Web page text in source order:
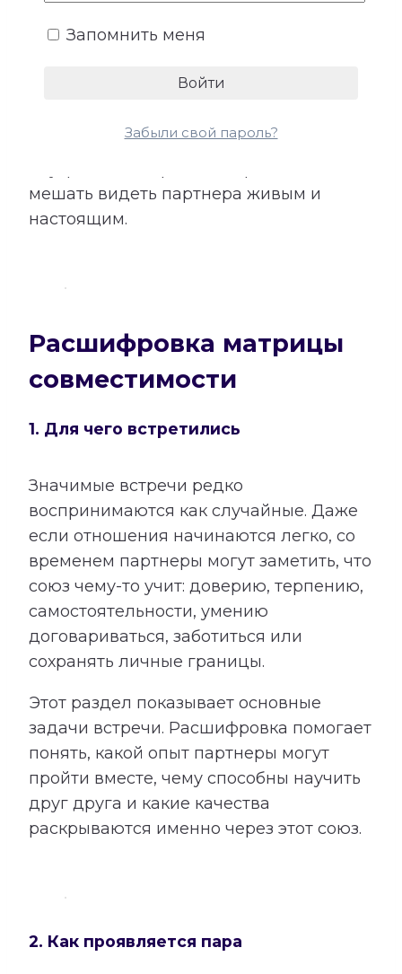
которые вызывают доверие и желание
способные приводить к идеализации.
настоящую совместимость от
мешать видеть партнера живым и
настоящим.
Расшифровка матрицы
совместимости
1. Для чего встретились
Значимые встречи редко
воспринимаются как случайные. Даже
если отношения начинаются легко, со
временем партнеры могут заметить, что
союз чему-то учит: доверию, терпению,
самостоятельности, умению
договариваться, заботиться или
сохранять личные границы.
Этот раздел показывает основные
задачи встречи. Расшифровка помогает
понять, какой опыт партнеры могут
пройти вместе, чему способны научить
друг друга и какие качества
раскрываются именно через этот союз.
2. Как проявляется пара
Запомнить меня
Забыли свой пароль?